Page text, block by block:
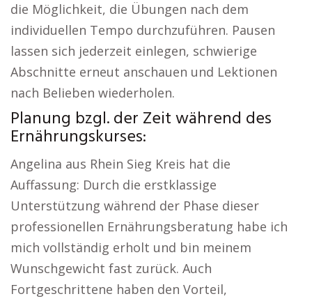
die Möglichkeit, die Übungen nach dem
individuellen Tempo durchzuführen. Pausen
lassen sich jederzeit einlegen, schwierige
Abschnitte erneut anschauen und Lektionen
nach Belieben wiederholen.
Planung bzgl. der Zeit während des
Ernährungskurses:
Angelina aus Rhein Sieg Kreis hat die
Auffassung: Durch die erstklassige
Unterstützung während der Phase dieser
professionellen Ernährungsberatung habe ich
mich vollständig erholt und bin meinem
Wunschgewicht fast zurück. Auch
Fortgeschrittene haben den Vorteil,